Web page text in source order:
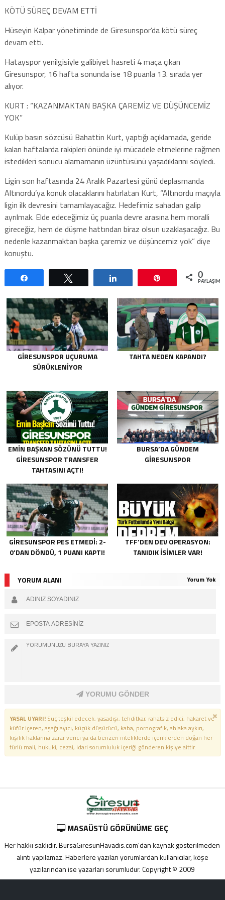
KÖTÜ SÜREÇ DEVAM ETTİ
Hüseyin Kalpar yönetiminde de Giresunspor’da kötü süreç
devam etti.
Hatayspor yenilgisiyle galibiyet hasreti 4 maça çıkan
Giresunspor, 16 hafta sonunda ise 18 puanla 13. sırada yer
alıyor.
KURT : “KAZANMAKTAN BAŞKA ÇAREMİZ VE DÜŞÜNCEMİZ
YOK”
Kulüp basın sözcüsü Bahattin Kurt, yaptığı açıklamada, geride
kalan haftalarda rakipleri önünde iyi mücadele etmelerine rağmen
istedikleri sonucu alamamanın üzüntüsünü yaşadıklarını söyledi.
Ligin son haftasında 24 Aralık Pazartesi günü deplasmanda
Altınordu’ya konuk olacaklarını hatırlatan Kurt, “Altınordu maçıyla
ligin ilk devresini tamamlayacağız. Hedefimiz sahadan galip
ayrılmak. Elde edeceğimiz üç puanla devre arasına hem moralli
gireceğiz, hem de düşme hattından biraz olsun uzaklaşacağız. Bu
nedenle kazanmaktan başka çaremiz ve düşüncemiz yok” diye
konuştu.
0
GIRESUNSPOR UÇURUMA
SÜRÜKLENIYOR
TAHTA NEDEN KAPANDI?
EMIN BAŞKAN SÖZÜNÜ TUTTU!
GIRESUNSPOR TRANSFER
TAHTASINI AÇTI!
BURSA’DA GÜNDEM
GIRESUNSPOR
GIRESUNSPOR PES ETMEDI: 2-
0’DAN DÖNDÜ, 1 PUANI KAPTI!
TFF’DEN DEV OPERASYON:
TANIDIK İSIMLER VAR!
YORUM ALANI Yorum Yok
YORUMU GÖNDER
YASAL UYARI!Suç teşkil edecek, yasadışı, tehditkar, rahatsız edici, hakaret ve
küfür içeren, aşağılayıcı, küçük düşürücü, kaba, pornografik, ahlaka aykırı,
kişilik haklarına zarar verici ya da benzeri niteliklerde içeriklerden doğan her
türlü mali, hukuki, cezai, idari sorumluluk içeriği gönderen kişiye aittir.
MASAÜSTÜ GÖRÜNÜME GEÇ
Her hakkı saklıdır. BursaGiresunHavadis.com'dan kaynak gösterilmeden
alıntı yapılamaz. Haberlere yazılan yorumlardan kullanıcılar, köşe
yazılarından ise yazarları sorumludur. Copyright © 2009